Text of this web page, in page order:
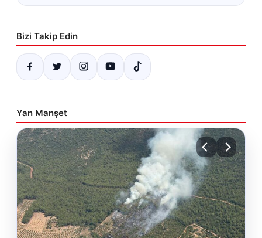
Bizi Takip Edin
Yan Manşet